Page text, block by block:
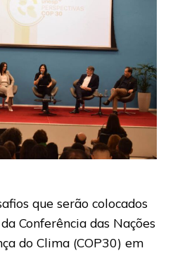
que serão colocados
Conferência das Nações
do Clima (COP30) em